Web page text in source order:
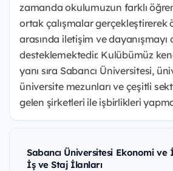
zamanda okulumuzun farklı
ortak çalışmalar gerçekleştirerek
arasında iletişim ve dayanışmayı
desteklemektedir. Kulübümüz
yanı sıra Sabancı Üniversitesi,
üniversite mezunları ve çeşitli
gelen şirketleri ile işbirlikleri
Sabancı Üniversitesi Ekonomi ve
İş ve Staj İlanları